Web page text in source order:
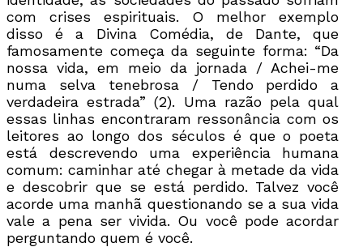
com crises espirituais. O melhor exemplo
disso é a Divina Comédia, de Dante, que
famosamente começa da seguinte forma: “Da
nossa vida, em meio da jornada / Achei-me
numa selva tenebrosa / Tendo perdido a
verdadeira estrada” (2). Uma razão pela qual
essas linhas encontraram ressonância com os
leitores ao longo dos séculos é que o poeta
está descrevendo uma experiência humana
comum: caminhar até chegar à metade da vida
e descobrir que se está perdido. Talvez você
acorde uma manhã questionando se a sua vida
vale a pena ser vivida. Ou você pode acordar
perguntando quem é você.